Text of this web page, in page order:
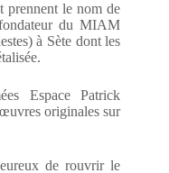
prennent le nom de
du MIAM
à Sète dont les
Espace Patrick
originales sur
de rouvrir le